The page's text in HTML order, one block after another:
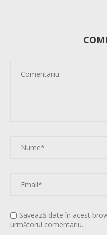
Savează date în acest
următorul comentariu.